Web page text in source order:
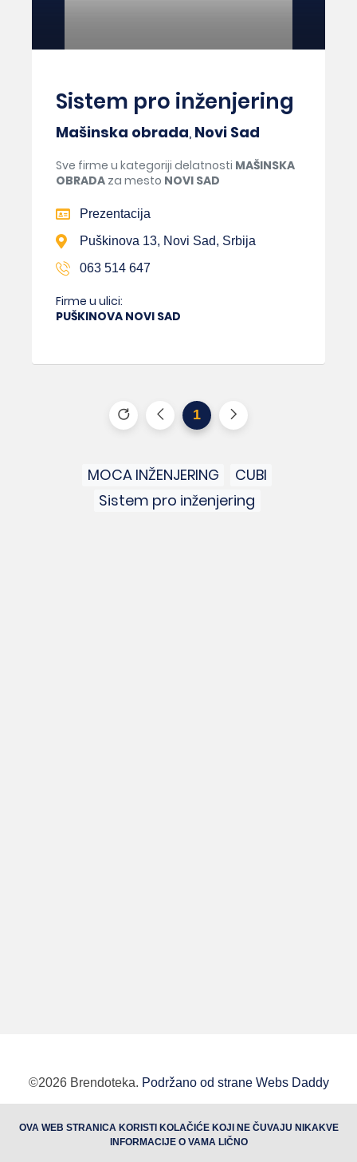
Sistem pro inženjering
Mašinska obrada, Novi Sad
Sve firme u kategoriji delatnosti MAŠINSKA
OBRADA za mesto NOVI SAD
Prezentacija
Puškinova 13, Novi Sad, Srbija
063 514 647
Firme u ulici:
PUŠKINOVA NOVI SAD
1
MOCA INŽENJERING
CUBI
Sistem pro inženjering
©2026 Brendoteka. Podržano od strane Webs Daddy
optimizacija sajtova, web marketing
OVA WEB STRANICA KORISTI KOLAČIĆE KOJI NE ČUVAJU NIKAKVE
INFORMACIJE O VAMA LIČNO